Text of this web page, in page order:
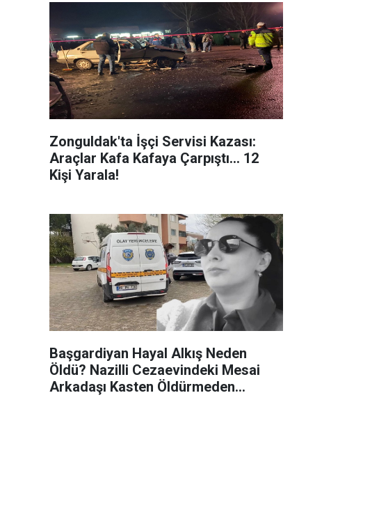
Zonguldak'ta İşçi Servisi Kazası:
Araçlar Kafa Kafaya Çarpıştı... 12
Kişi Yarala!
Başgardiyan Hayal Alkış Neden
Öldü? Nazilli Cezaevindeki Mesai
Arkadaşı Kasten Öldürmeden